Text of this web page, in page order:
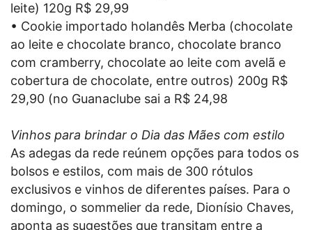
leite) 120g R$ 29,99
• Cookie importado holandês Merba (chocolate
ao leite e chocolate branco, chocolate branco
com cramberry, chocolate ao leite com avelã e
cobertura de chocolate, entre outros) 200g R$
29,90 (no Guanaclube sai a R$ 24,98
Vinhos para brindar o Dia das Mães com estilo
As adegas da rede reúnem opções para todos os
bolsos e estilos, com mais de 300 rótulos
exclusivos e vinhos de diferentes países. Para o
domingo, o sommelier da rede, Dionísio Chaves,
aponta as sugestões que transitam entre a